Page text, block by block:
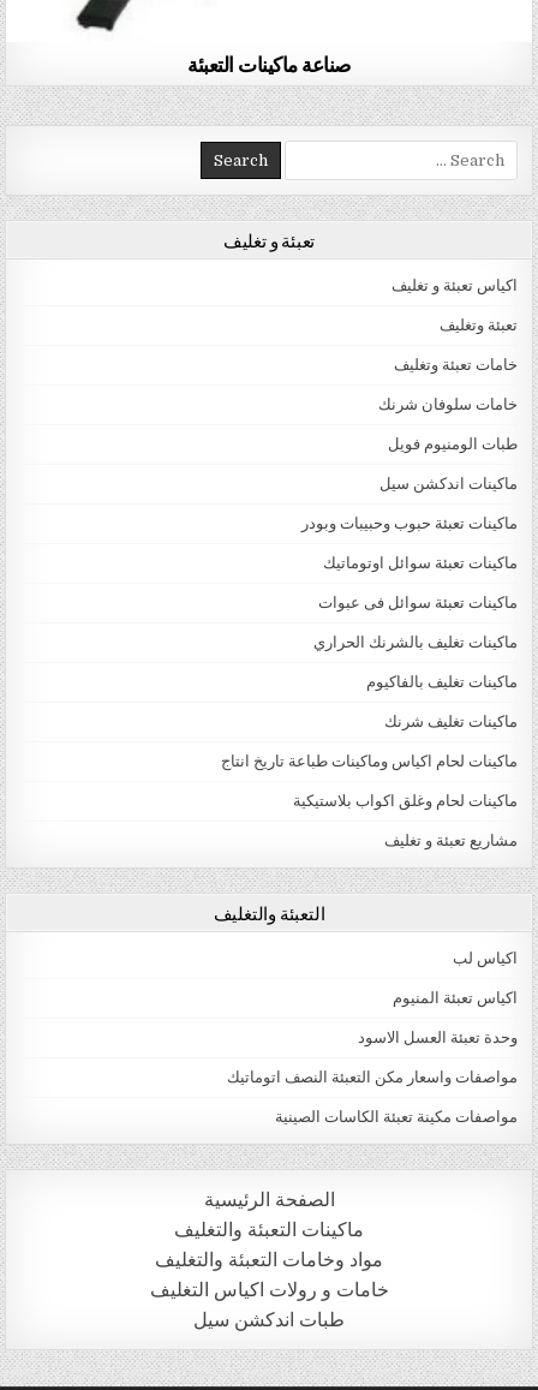
صناعة ماكينات التعبئة
Search for:
تعبئة و تغليف
اكياس تعبئة و تغليف
تعبئة وتغليف
خامات تعبئة وتغليف
خامات سلوفان شرنك
طبات الومنيوم فويل
ماكينات اندكشن سيل
ماكينات تعبئة حبوب وحبيبات وبودر
ماكينات تعبئة سوائل اوتوماتيك
ماكينات تعبئة سوائل فى عبوات
ماكينات تغليف بالشرنك الحراري
ماكينات تغليف بالفاكيوم
ماكينات تغليف شرنك
ماكينات لحام اكياس وماكينات طباعة تاريخ انتاج
ماكينات لحام وغلق اكواب بلاستيكية
مشاريع تعبئة و تغليف
التعبئة والتغليف
اكياس لب
اكياس تعبئة المنيوم
وحدة تعبئة العسل الاسود
مواصفات واسعار مكن التعبئة النصف اتوماتيك
مواصفات مكينة تعبئة الكاسات الصينية
الصفحة الرئيسية
ماكينات التعبئة والتغليف
مواد وخامات التعبئة والتغليف
خامات و رولات اكياس التغليف
طبات اندكشن سيل